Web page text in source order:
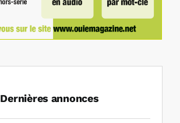
Dernières annonces